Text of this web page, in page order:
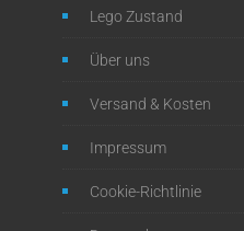
Lego Zustand
Über uns
Versand & Kosten
Impressum
Cookie-Richtlinie